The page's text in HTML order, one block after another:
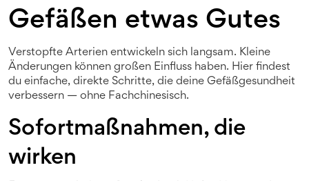
Gefäßen etwas Gutes
Verstopfte Arterien entwickeln sich langsam. Kleine
Änderungen können großen Einfluss haben. Hier findest
du einfache, direkte Schritte, die deine Gefäßgesundheit
verbessern — ohne Fachchinesisch.
Sofortmaßnahmen, die
wirken